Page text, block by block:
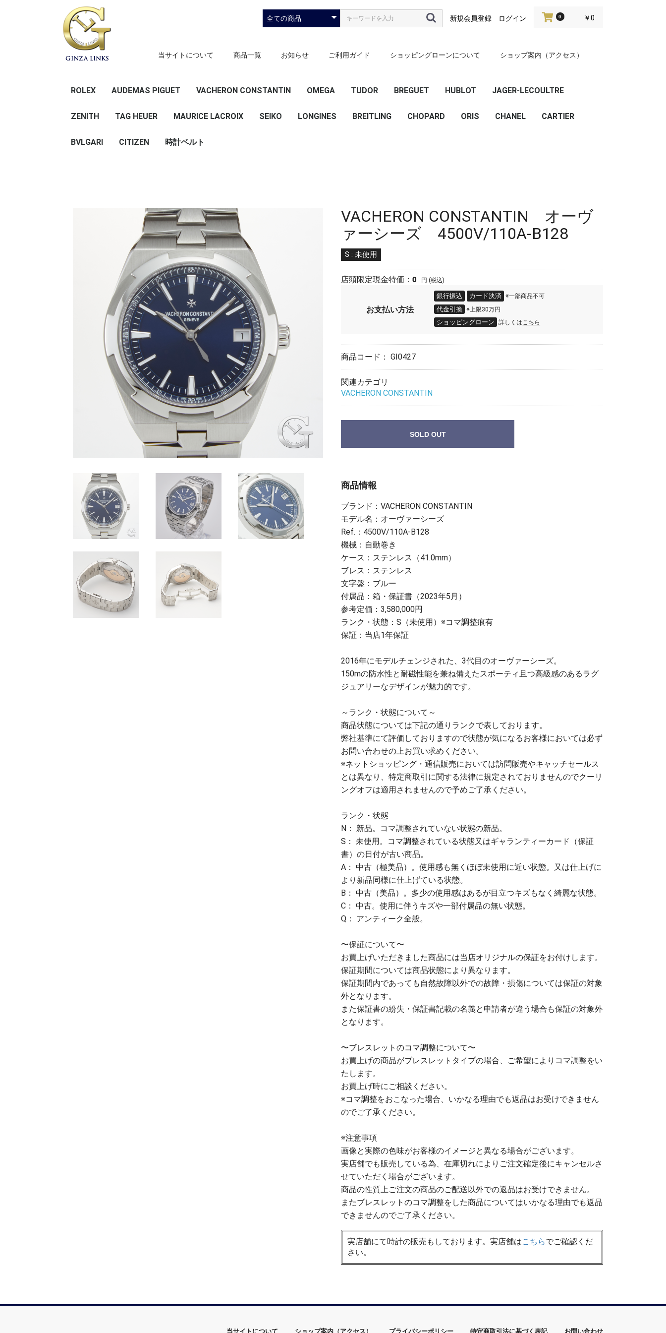
GINZA LINKS
新規会員登録 ログイン 0 ￥0
当サイトについて 商品一覧 お知らせ ご利用ガイド ショッピングローンについて ショップ案内（アクセス）
ROLEX
デイトナ
GMTマスター
サブマリーナー
シードゥエラー
エクスプローラー
スカイドゥエラー
ヨットマスター
ミルガウス
エアキング
デイデイト
デイトジャスト 41
36
31 （ボーイズ）
28 (レディース）
その他
オイスターパーペチュ
41
36
34 （ボーイズ）
31 （ボーイズ）
レディース
その他
AUDEMAS PIGUET VACHERON CONSTANTIN OMEGA
スピードマスター
シーマスター
デビル
コンステレーション
TUDOR
ブラックベイ
その他
BREGUET HUBLOT
ビッグバン
クラシックフュージョ
JAGER-LECOULTRE
ZENITH TAG HEUER MAURICE LACROIX SEIKO LONGINES BREITLING CHOPARD ORIS CHANEL CARTIER
BVLGARI CITIZEN 時計ベルト
VACHERON CONSTANTIN オーヴ
ァーシーズ 4500V/110A-B128
S : 未使用
店頭限定現金特価： 0 円 (税込)
お支払い方法
銀行振込 カード決済 ※一部商品不可
代金引換 ※上限30万円
ショッピングローン 詳しくはこちら
商品コード： GI0427
関連カテゴリ
VACHERON CONSTANTIN
SOLD OUT
商品情報
ブランド：VACHERON CONSTANTIN
モデル名：オーヴァーシーズ
Ref.：4500V/110A-B128
機械：自動巻き
ケース：ステンレス（41.0mm）
ブレス：ステンレス
文字盤：ブルー
付属品：箱・保証書（2023年5月）
参考定価：3,580,000円
ランク・状態：S（未使用）※コマ調整痕有
保証：当店1年保証
2016年にモデルチェンジされた、3代目のオーヴァーシーズ。
150mの防水性と耐磁性能を兼ね備えたスポーティ且つ高級感のあるラグ
ジュアリーなデザインが魅力的です。
～ランク・状態について～
商品状態については下記の通りランクで表しております。
弊社基準にて評価しておりますので状態が気になるお客様においては必ず
お問い合わせの上お買い求めください。
※ネットショッピング・通信販売においては訪問販売やキャッチセールス
とは異なり、特定商取引に関する法律に規定されておりませんのでクーリ
ングオフは適用されませんので予めご了承ください。
ランク・状態
N： 新品。コマ調整されていない状態の新品。
S： 未使用。コマ調整されている状態又はギャランティーカード（保証
書）の日付が古い商品。
A： 中古（極美品）。使用感も無くほぼ未使用に近い状態。又は仕上げに
より新品同様に仕上げている状態。
B： 中古（美品）。多少の使用感はあるが目立つキズもなく綺麗な状態。
C： 中古。使用に伴うキズや一部付属品の無い状態。
Q： アンティーク全般。
〜保証について〜
お買上げいただきました商品には当店オリジナルの保証をお付けします。
保証期間については商品状態により異なります。
保証期間内であっても自然故障以外での故障・損傷については保証の対象
外となります。
また保証書の紛失・保証書記載の名義と申請者が違う場合も保証の対象外
となります。
〜ブレスレットのコマ調整について〜
お買上げの商品がブレスレットタイプの場合、ご希望によりコマ調整をい
たします。
お買上げ時にご相談ください。
※コマ調整をおこなった場合、いかなる理由でも返品はお受けできません
のでご了承ください。
※注意事項
画像と実際の色味がお客様のイメージと異なる場合がございます。
実店舗でも販売している為、在庫切れによりご注文確定後にキャンセルさ
せていただく場合がございます。
商品の性質上ご注文の商品のご配送以外での返品はお受けできません。
またブレスレットのコマ調整をした商品についてはいかなる理由でも返品
できませんのでご了承ください。
実店舗にて時計の販売もしております。 実店舗はこちらでご確認くだ
さい。
当サイトについて ショップ案内（アクセス） プライバシーポリシー 特定商取引法に基づく表記 お問い合わせ